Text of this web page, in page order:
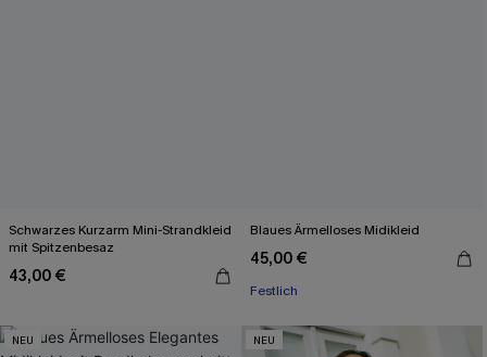
Schwarzes Kurzarm Mini-Strandkleid
mit Spitzenbesaz
43,00 €
Blaues Ärmelloses Midikleid
45,00 €
Festlich
NEU NEU